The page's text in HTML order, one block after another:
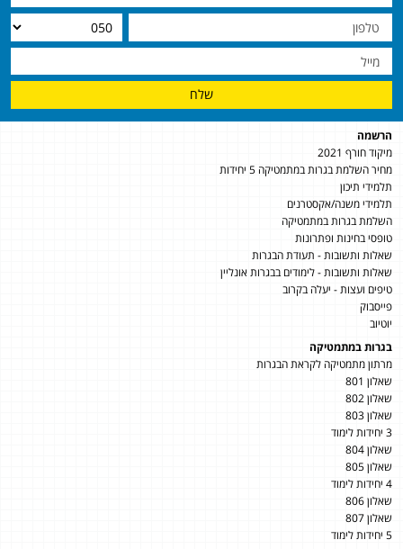
שלח
הרשמה
מיקוד חורף 2021
מחיר השלמת בגרות במתמטיקה 5 יחידות
תלמידי תיכון
תלמידי משנה/אקסטרנים
השלמת בגרות במתמטיקה
טופסי בחינות ופתרונות
שאלות ותשובות - תעודת הבגרות
שאלות ותשובות - לימודים בבגרות אונליין
טיפים ועצות - יעלה בקרוב
פייסבוק
יוטיוב
בגרות במתמטיקה
מרתון מתמטיקה לקראת הבגרות
שאלון 801
שאלון 802
שאלון 803
3 יחידות לימוד
שאלון 804
שאלון 805
4 יחידות לימוד
שאלון 806
שאלון 807
5 יחידות לימוד